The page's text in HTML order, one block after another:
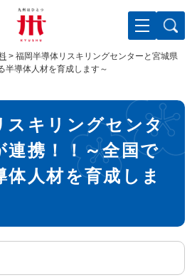
> 福岡半導体リスキリングセンターと宮城県
半導体人材を育成します～
スキリングセンタ
連携！！～全国で
体人材を育成しま